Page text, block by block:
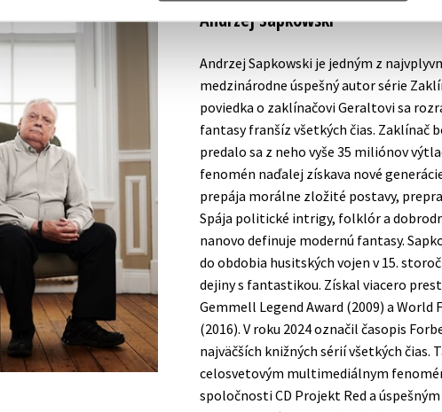
Andrzej Sapkowski
Andrzej Sapkowski je jedným z
medzinárodne úspešný autor série
poviedka o zaklínačovi Geraltovi sa
fantasy franšíz všetkých čias. Zaklínač
predalo sa z neho vyše 35 miliónov
fenomén naďalej získava nové
prepája morálne zložité postavy,
Spája politické intrigy, folklór a
nanovo definuje modernú fantasy.
do obdobia husitských vojen v 15.
dejiny s fantastikou. Získal viacero
Gemmell Legend Award (2009) a World
(2016). V roku 2024 označil časopis
najväčších knižných sérií všetkých
celosvetovým multimediálnym
spoločnosti CD Projekt Red a